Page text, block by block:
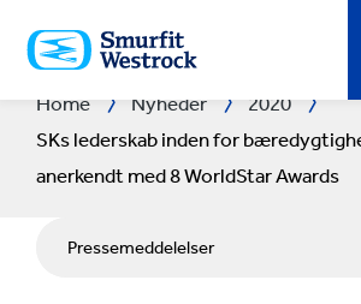
DIREKTE
TIL
HOVEDINDHOLDET
Home Nyheder
2020
SKs lederskab inden for
anerkendt med 8 WorldStar Awards
Pressemeddelelser